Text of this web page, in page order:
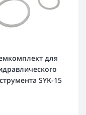
для
SYK-15